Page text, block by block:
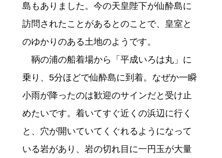
島もありました。今の天皇陛下が仙酔島に
訪問されたことがあるとのことで、皇室と
のゆかりのある土地のようです。
鞆の浦の船着場から「平成いろは丸」に
乗り、5分ほどで仙酔島に到着。なぜか一瞬
小雨が降ったのは歓迎のサインだと受け止
めたいです。着いてすぐ近くの浜辺に行く
と、穴が開いていてくぐれるようになって
いる岩があり、岩の切れ目に一円玉が大量